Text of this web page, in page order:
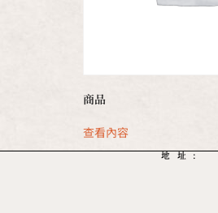
商品
查看內容
地址: